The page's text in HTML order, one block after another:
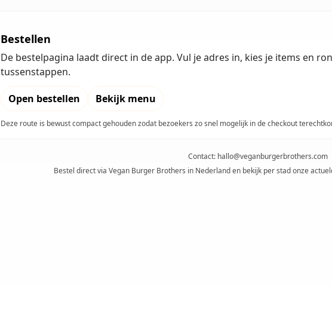
Bestellen
De bestelpagina laadt direct in de app. Vul je adres in, kies je items en
tussenstappen.
Open bestellen Bekijk menu
Deze route is bewust compact gehouden zodat bezoekers zo snel mogelijk in de checkout
Contact: hallo@veganburgerbrothers.com
Bestel direct via Vegan Burger Brothers in Nederland en bekijk per stad onze